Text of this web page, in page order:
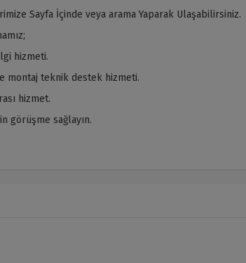
Sayfa İçinde veya arama Yaparak Ulaşabilirsiniz.
hizmeti.
montaj teknik destek hizmeti.
hizmet.
görüşme sağlayın.